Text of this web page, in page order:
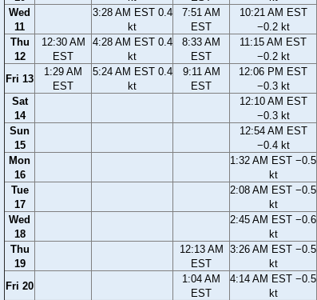
Wed
11
3:28 AM EST 0.4
kt
7:51 AM
EST
10:21 AM EST
−0.2 kt
Thu
12
12:30 AM
EST
4:28 AM EST 0.4
kt
8:33 AM
EST
11:15 AM EST
−0.2 kt
Fri 13
1:29 AM
EST
5:24 AM EST 0.4
kt
9:11 AM
EST
12:06 PM EST
−0.3 kt
Sat
14
12:10 AM EST
−0.3 kt
Sun
15
12:54 AM EST
−0.4 kt
Mon
16
1:32 AM EST −0.5
kt
Tue
17
2:08 AM EST −0.5
kt
Wed
18
2:45 AM EST −0.6
kt
Thu
19
12:13 AM
EST
3:26 AM EST −0.5
kt
Fri 20
1:04 AM
EST
4:14 AM EST −0.5
kt